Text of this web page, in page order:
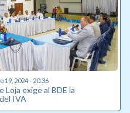
19, 2024 - 20:36
Loja exige al BDE la
IVA